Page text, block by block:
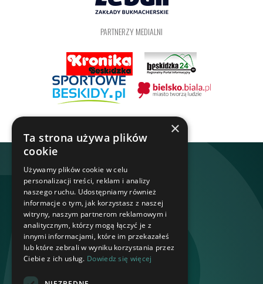
PARTNERZY MEDIALNI
×
Ta strona używa plików
cookie
Używamy plików cookie w celu
personalizacji treści, reklam i analizy
naszego ruchu. Udostępniamy również
informacje o tym, jak korzystasz z naszej
witryny, naszym partnerom reklamowym i
analitycznym, którzy mogą łączyć je z
innymi informacjami, które im przekazałeś
lub które zebrali w wyniku korzystania przez
Ciebie z ich usług. Dowiedz się więcej